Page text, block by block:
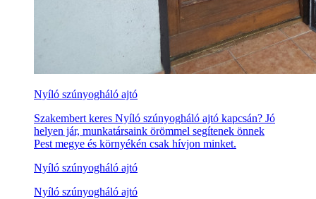
Nyíló szúnyogháló ajtó
Szakembert keres Nyíló szúnyogháló ajtó kapcsán? Jó
helyen jár, munkatársaink örömmel segítenek önnek
Pest megye és környékén csak hívjon minket.
Nyíló szúnyogháló ajtó
Nyíló szúnyogháló ajtó